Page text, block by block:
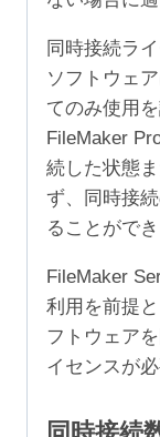
同時接続ラ
ソフトウェ
てのみ使用
FileMaker
続した状態
ず、同時接
ることができ
FileMaker
利用を前提
フトウェア
イセンスが必